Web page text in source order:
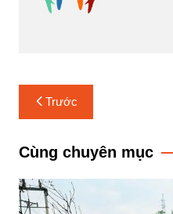
Điều
hướng
bài
Trước
Cùng chuyên mục